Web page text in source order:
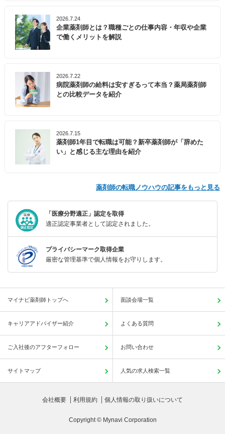
2026.7.24
企業薬剤師とは？職種ごとの仕事内容・年収や企業
で働くメリットを解説
2026.7.22
病院薬剤師の給料は安すぎるって本当？薬局薬剤師
との比較データを紹介
2026.7.15
薬剤師1年目で転職は可能？新卒薬剤師が「辞めた
い」と感じる主な理由を紹介
薬剤師の転職ノウハウの記事をもっと見る
「医療分野適正」認定を取得
適正認定事業者として認定されました。
プライバシーマーク取得企業
厳密な管理基準で個人情報をお守りします。
マイナビ薬剤師トップへ 面談会場一覧
キャリアアドバイザー紹介 よくある質問
ご入社後のアフターフォロー お問い合わせ
サイトマップ 人気の求人検索一覧
会社概要 利用規約 個人情報の取り扱いについて
Copyright © Mynavi Corporation